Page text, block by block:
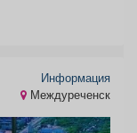
Информация
Междуреченск